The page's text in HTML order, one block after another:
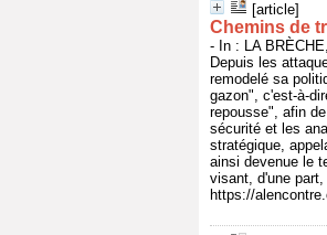
[article]
Chemins de
- In : LA
Depuis les
remodelé sa
gazon", c'est-à-
repousse", afin
sécurité et les
stratégique,
ainsi devenue le
visant, d'une
https://